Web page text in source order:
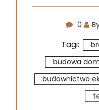
0
Tagi:
budowa
budownictwo